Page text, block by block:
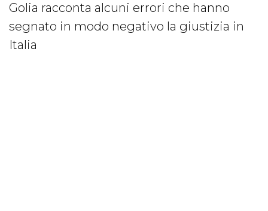
Golia racconta alcuni errori che hanno
segnato in modo negativo la giustizia in
Italia